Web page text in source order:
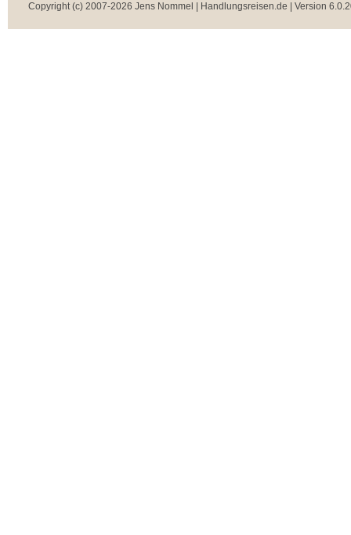
Copyright (c) 2007-2026 Jens Nommel | Handlungsreisen.de | Version